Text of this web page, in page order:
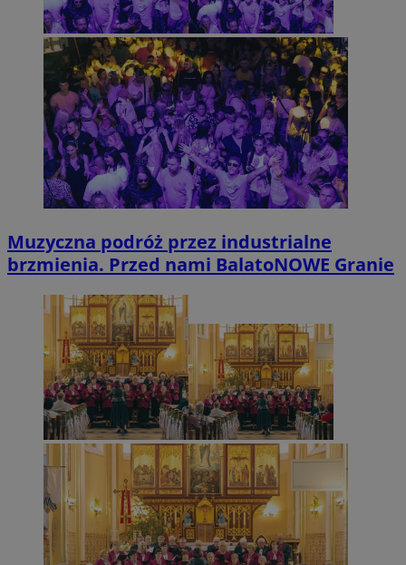
Muzyczna podróż przez industrialne
brzmienia. Przed nami BalatoNOWE Granie